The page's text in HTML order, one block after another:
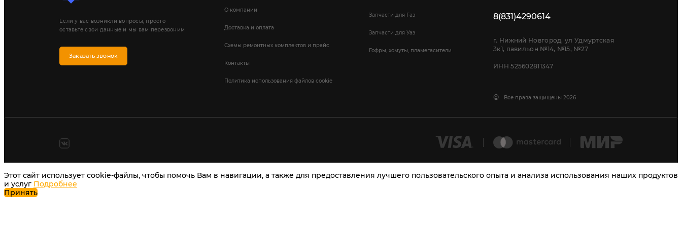
Если у вас возникли вопросы, просто
оставьте свои данные и мы вам перезвоним
Заказать звонок
О компании
Доставка и оплата
Схемы ремонтных комплектов и прайс
Контакты
Политика использования файлов cookie
Запчасти для Газ
Запчасти для Уаз
Гофры, хомуты, пламегасители
8(831)4290614
г. Нижний Новгород, ул Удмуртская
3к1, павильон №14, №15, №27
ИНН 525602811347
© Все права защищены 2026
Этот сайт использует cookie-файлы, чтобы помочь Вам в навигации, а также для предоставления лучшего пользовательского опыта и анализа использования наших продуктов
и услуг Подробнее
Принять